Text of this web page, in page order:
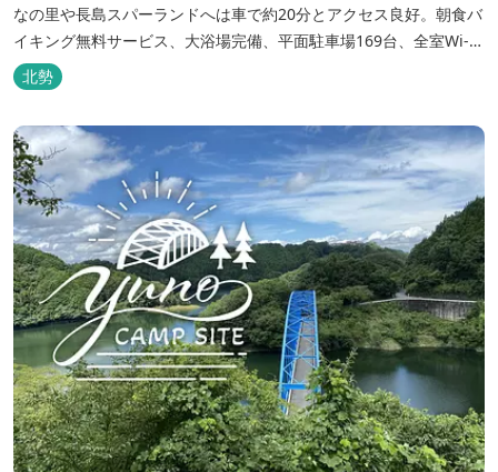
なの里や長島スパーランドへは車で約20分とアクセス良好。朝食バ
イキング無料サービス、大浴場完備、平面駐車場169台、全室Wi-Fi
完備。ビジネスにも観光にもご利用頂ける快適なホテルライフをご
提供します。
北勢